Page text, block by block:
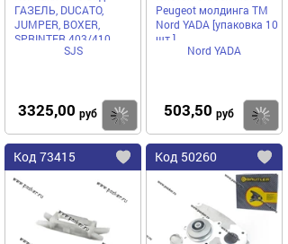
ГАЗЕЛЬ, DUCATO,
JUMPER, BOXER,
SPRINTER 403/410
гибкие в картонной
SJS
3325,00 руб Купить
Peugeot молдинга TM
Nord YADA [упаковка 10
шт.]
Nord YADA
503,50 руб
Код 73415
Добавить
избранное
Код 50260
в